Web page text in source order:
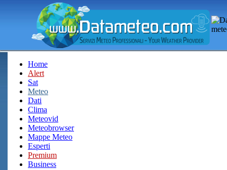
Home
Alert
Sat
Meteo
Dati
Clima
Meteovid
Meteobrowser
Mappe Meteo
Esperti
Premium
Business